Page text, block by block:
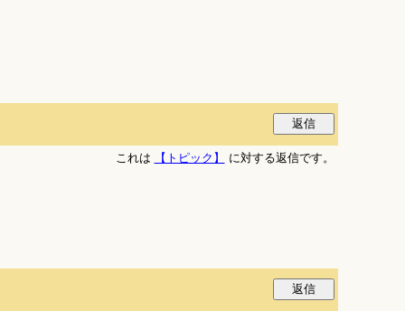
これは
【トピック】 に対する返信です。